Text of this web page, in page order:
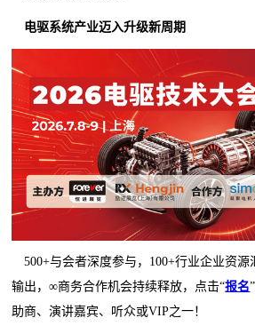
电驱系统产业迈入升级新周期
500+与会者深度参与，100+行业企业资
输出，∞商务合作机会持续释放，点击“报名
助商、演讲嘉宾、听众或VIP之一！